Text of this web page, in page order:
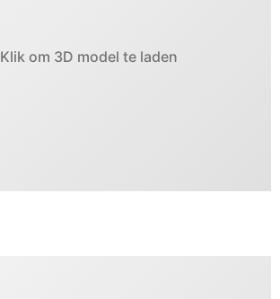
Klik om 3D model te laden